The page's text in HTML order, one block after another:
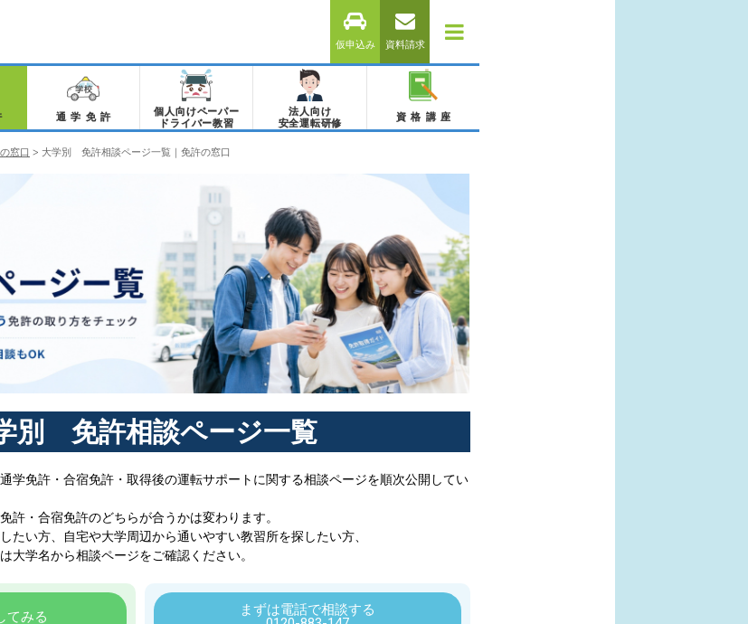
仮申込み 資料請求
通学免許
個人向けペーパー
ドライバー教習
法人向け
安全運転研修
資格講座
窓口 > 大学別 免許相談ページ一覧｜免許の窓口
別 免許相談ページ一覧
学免許・合宿免許・取得後の運転サポートに関する相談ページを順次公開してい
許・合宿免許のどちらが合うかは変わります。
たい方、自宅や大学周辺から通いやすい教習所を探したい方、
大学名から相談ページをご確認ください。
てみる
まずは電話で相談する